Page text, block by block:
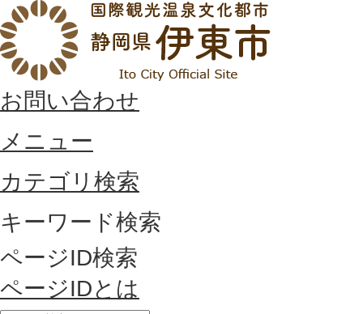
お問い合わせ
メニュー
カテゴリ検索
キーワード検索
ページID検索
ページIDとは